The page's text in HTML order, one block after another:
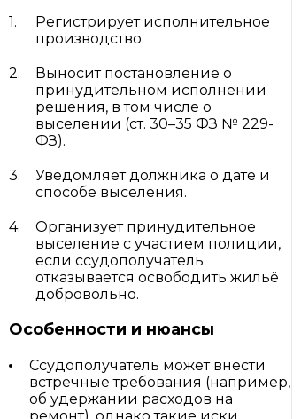
Регистрирует исполнительное
производство.
Выносит постановление о
принудительном исполнении
решения, в том числе о
выселении (ст. 30–35 ФЗ № 229-
ФЗ).
Уведомляет должника о дате и
способе выселения.
Организует принудительное
выселение с участием полиции,
если ссудополучатель
отказывается освободить жильё
добровольно.
Особенности и нюансы
Ссудополучатель может внести
встречные требования (например,
об удержании расходов на